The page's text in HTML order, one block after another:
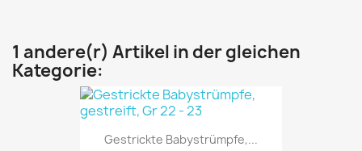
1 andere(r) Artikel in der gleichen
Kategorie:
Gestrickte Babystrümpfe,...